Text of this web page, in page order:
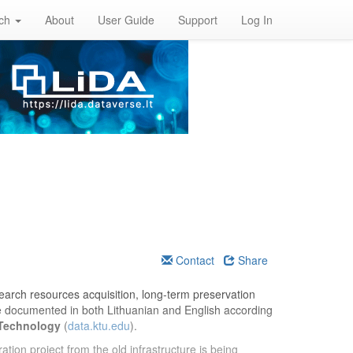
About User Guide Support Log In
Contact Share
resources acquisition, long-term preservation
in both Lithuanian and English according
(data.ktu.edu).
project from the old infrastructure is being